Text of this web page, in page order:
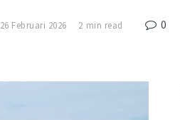
26 Februari 2026 2 min read 0